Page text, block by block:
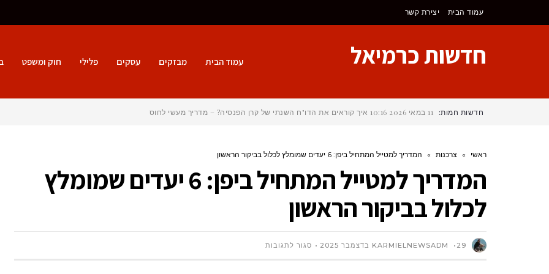
עמוד הבית יצירת קשר
חדשות כרמיאל עמוד הבית מבזקים עסקים פלילי חוק ומשפט
חדשות חמות: 11 במאי 2026 10:16 איך קוראים את הדו"ח השנתי של קרן הפנסיה? – מדריך מעשי לחוסך הישראלי
ראשי » צרכנות » המדריך למטייל המתחיל ביפן: 6 יעדים שמומלץ לכלול בביקור הראשון
המדריך למטייל המתחיל ביפן: 6 יעדים שמומלץ
לכלול בביקור הראשון
KARMIELNEWSADM 29 בדצמבר 2025 סגור לתגובותעל